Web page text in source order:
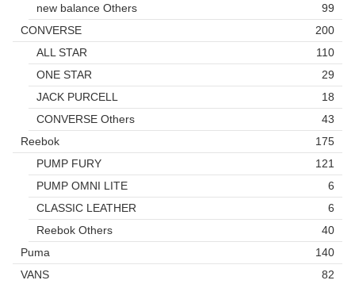
new balance Others
99
CONVERSE
200
ALL STAR
110
ONE STAR
29
JACK PURCELL
18
CONVERSE Others
43
Reebok
175
PUMP FURY
121
PUMP OMNI LITE
6
CLASSIC LEATHER
6
Reebok Others
40
Puma
140
VANS
82